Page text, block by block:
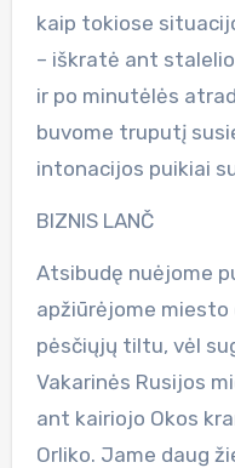
kaip tokiose
– iškratė ant
ir po minutėlės
buvome truputį
intonacijos puikiai
BIZNIS LANČ
Atsibudę nuėjome
apžiūrėjome miesto
pėsčiųjų tiltu, vėl
Vakarinės Rusijos
ant kairiojo Okos
Orliko. Jame daug